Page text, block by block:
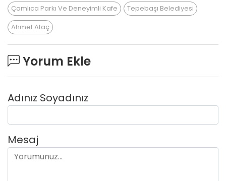
Çamlıca Parkı Ve Deneyimli Kafe
Tepebaşı Belediyesi
Ahmet Ataç
Yorum Ekle
Adınız Soyadınız
Mesaj